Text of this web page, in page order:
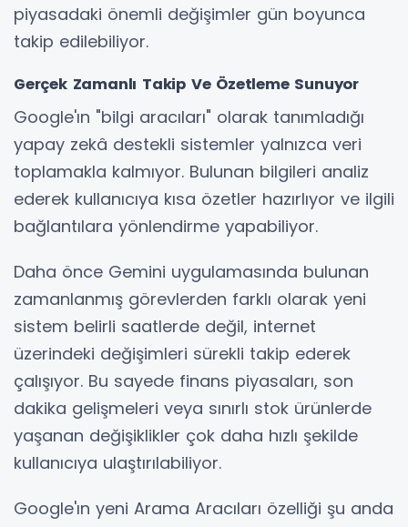
piyasadaki önemli değişimler gün boyunca
takip edilebiliyor.
Gerçek Zamanlı Takip Ve Özetleme Sunuyor
Google'ın "bilgi aracıları" olarak tanımladığı
yapay zekâ destekli sistemler yalnızca veri
toplamakla kalmıyor. Bulunan bilgileri analiz
ederek kullanıcıya kısa özetler hazırlıyor ve ilgili
bağlantılara yönlendirme yapabiliyor.
Daha önce Gemini uygulamasında bulunan
zamanlanmış görevlerden farklı olarak yeni
sistem belirli saatlerde değil, internet
üzerindeki değişimleri sürekli takip ederek
çalışıyor. Bu sayede finans piyasaları, son
dakika gelişmeleri veya sınırlı stok ürünlerde
yaşanan değişiklikler çok daha hızlı şekilde
kullanıcıya ulaştırılabiliyor.
Google'ın yeni Arama Aracıları özelliği şu anda